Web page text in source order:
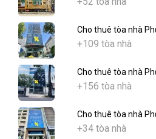
Cho thuê tòa nhà
+109 tòa nhà
Cho thuê tòa nhà
+156 tòa nhà
Cho thuê tòa nhà
+34 tòa nhà